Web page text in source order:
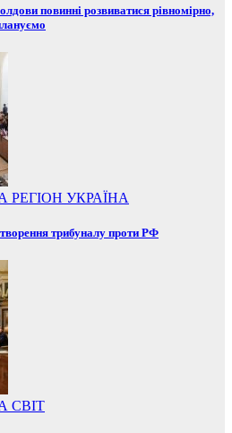
повинні розвиватися рівномірно,
РЕГІОН УКРАЇНА
трибуналу проти РФ
СВІТ